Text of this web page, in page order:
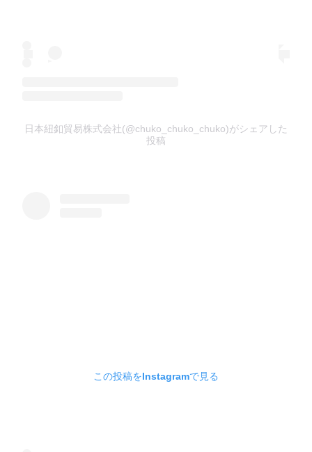
日本紐釦貿易株式会社(@chuko_chuko_chuko)がシェアした
投稿
この投稿をInstagramで見る